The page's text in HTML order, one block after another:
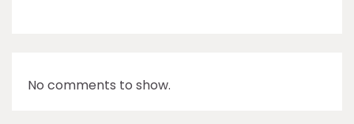
No comments to show.